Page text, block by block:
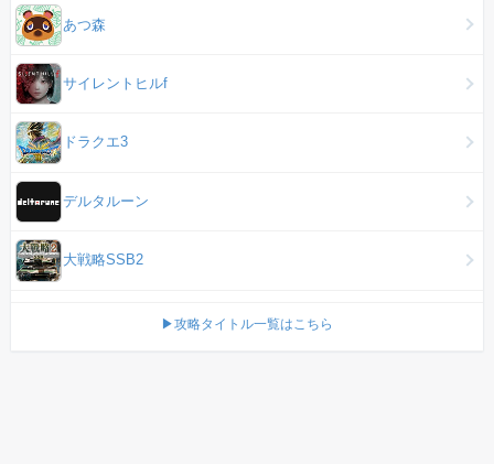
あつ森
サイレントヒルf
ドラクエ3
デルタルーン
大戦略SSB2
▶攻略タイトル一覧はこちら